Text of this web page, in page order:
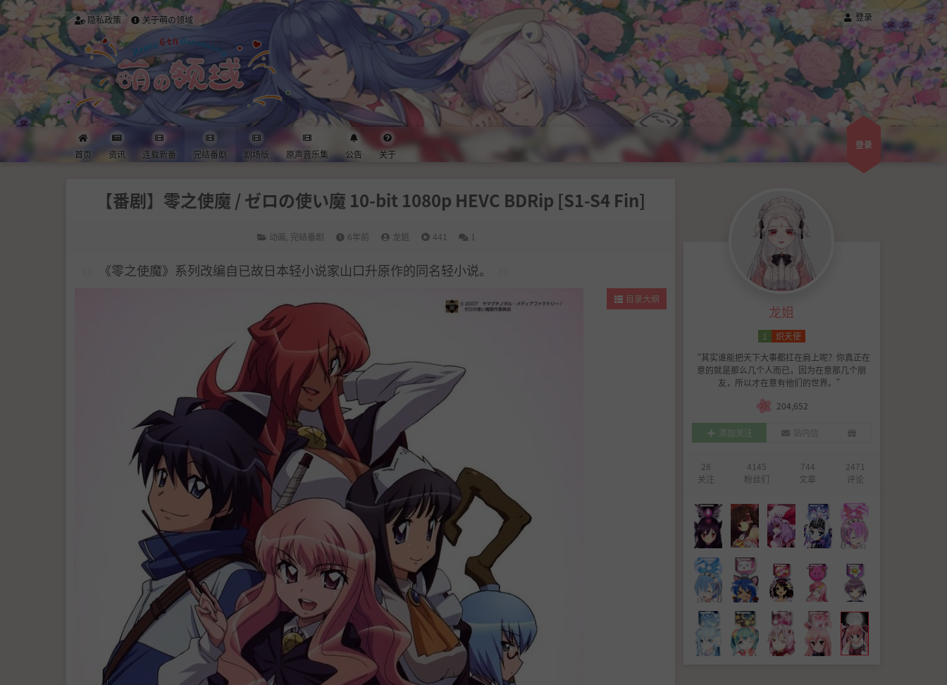
隐私政策 关于萌の领域 登录
首页 资讯 连载新番 完结番剧 剧场版 原声音乐集 公告 关于
登录
【番剧】零之使魔 / ゼロの使い魔 10-bit 1080p HEVC BDRip [S1-S4 Fin]
动画 完结番剧 6年前 龙姐 441 1
《零之使魔》系列改编自已故日本轻小说家山口升原作的同名轻小说。
目录大纲
龙姐
1
炽天使
“其实谁能把天下大事都扛在肩上呢？你真正在
意的就是那么几个人而已，因为在意那几个朋
友，所以才在意有他们的世界。”
204,652
添加关注 站内信
28
关注
4145
粉丝们
744
文章
2471
评论